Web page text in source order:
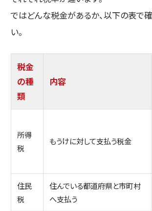
ではどんな税金があるか、以下の表で
い。
税金
の種
類
内容
所得
税
もうけに対して支払う税金
住民
税
住んでいる都道府県と市町村
へ支払う